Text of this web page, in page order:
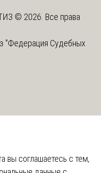
© 2026. Все права
"Федерация Судебных
вы соглашаетесь с тем,